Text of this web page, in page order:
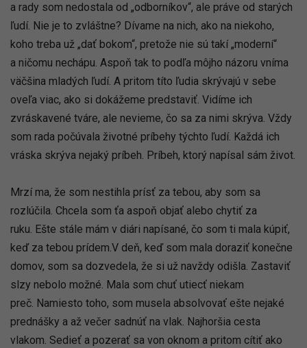
a rady som nedostala od „odborníkov“, ale práve od starých
ľudí. Nie je to zvláštne? Dívame na nich, ako na niekoho,
koho treba už „dať bokom“, pretože nie sú takí „moderní“
a ničomu nechápu. Aspoň tak to podľa môjho názoru vníma
väčšina mladých ľudí. A pritom títo ľudia skrývajú v sebe
oveľa viac, ako si dokážeme predstaviť. Vidíme ich
zvráskavené tváre, ale nevieme, čo sa za nimi skrýva. Vždy
som rada počúvala životné príbehy týchto ľudí. Každá ich
vráska skrýva nejaký príbeh. Príbeh, ktorý napísal sám život.
Mrzí ma, že som nestihla prísť za tebou, aby som sa
rozlúčila. Chcela som ťa aspoň objať alebo chytiť za
ruku. Ešte stále mám v diári napísané, čo som ti mala kúpiť,
keď za tebou prídem.V deň, keď som mala doraziť konečne
domov, som sa dozvedela, že si už navždy odišla. Zastaviť
slzy nebolo možné. Mala som chuť utiecť niekam
preč. Namiesto toho, som musela absolvovať ešte nejaké
prednášky a až večer sadnúť na vlak. Najhoršia cesta
vlakom. Sedieť a pozerať sa von oknom a pritom cítiť ako